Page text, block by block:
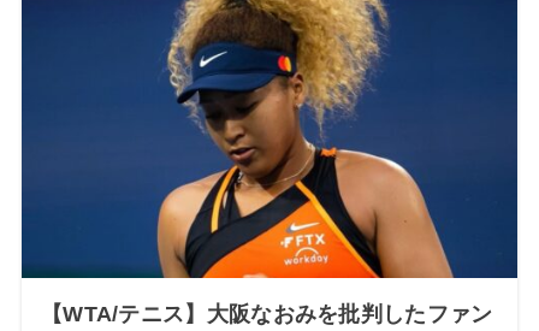
【WTA/テニス】大阪なおみを批判したファン